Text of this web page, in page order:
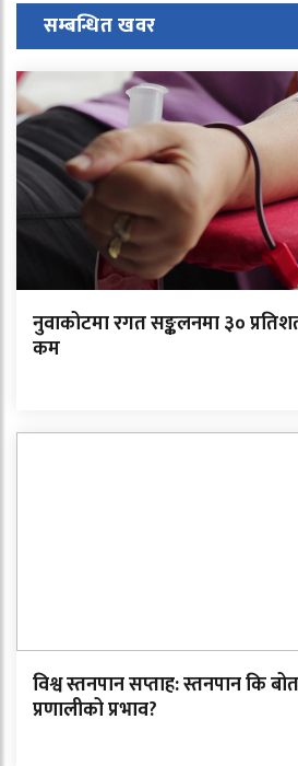
सम्बन्धित खवर
नुवाकोटमा रगत सङ्कलनमा ३०
कम
विश्व स्तनपान सप्ताह: स्तनपान कि
प्रणालीको प्रभाव?